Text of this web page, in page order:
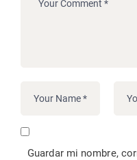
Guardar mi nombre,